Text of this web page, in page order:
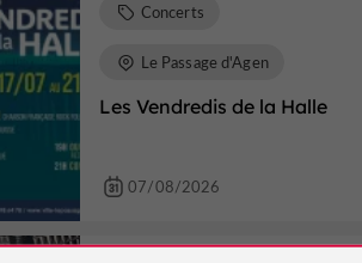
Les Vendredis de la Halle
Concerts
Le Passage d'Agen
07/08/2026